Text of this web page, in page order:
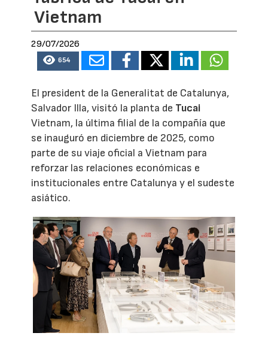
Vietnam
29/07/2026
654
El president de la Generalitat de Catalunya,
Salvador Illa, visitó la planta de Tucai
Vietnam, la última filial de la compañía que
se inauguró en diciembre de 2025, como
parte de su viaje oficial a Vietnam para
reforzar las relaciones económicas e
institucionales entre Catalunya y el sudeste
asiático.